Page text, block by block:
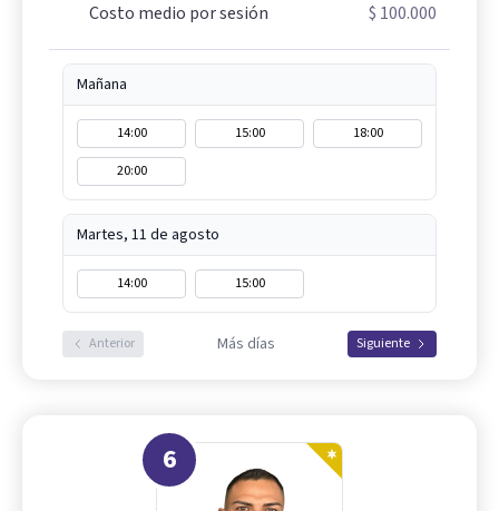
Costo medio por sesión $ 100.000
Mañana
14:00 15:00
18:00
20:00
Martes, 11 de agosto
14:00 15:00
Anterior Más días Siguiente
6